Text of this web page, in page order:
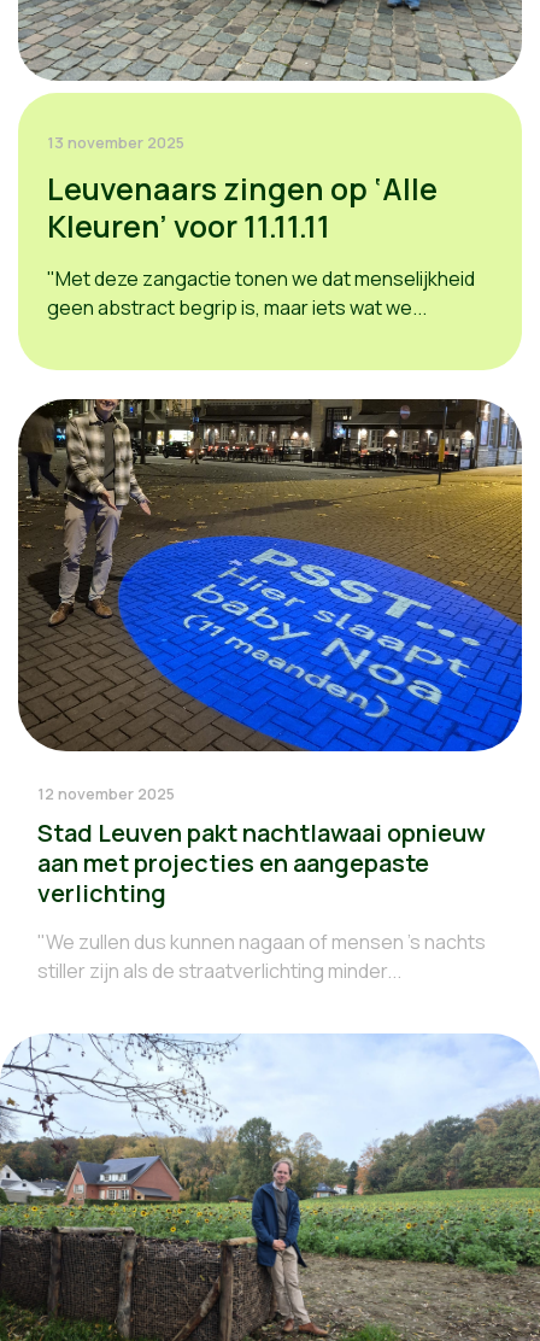
13 november 2025
Leuvenaars zingen op ‘Alle
Kleuren’ voor 11.11.11
"Met deze zangactie tonen we dat menselijkheid
geen abstract begrip is, maar iets wat we...
12 november 2025
Stad Leuven pakt nachtlawaai opnieuw
aan met projecties en aangepaste
verlichting
"We zullen dus kunnen nagaan of mensen 's nachts
stiller zijn als de straatverlichting minder...